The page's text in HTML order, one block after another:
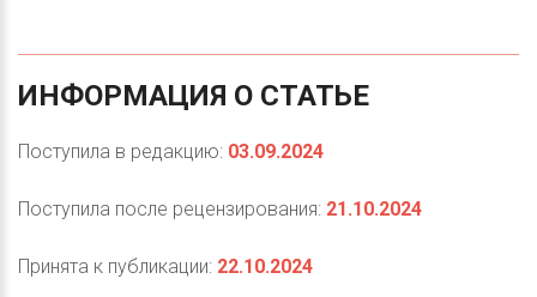
ИНФОРМАЦИЯ О СТАТЬЕ
Поступила в редакцию: 03.09.2024
Поступила после рецензирования: 21.10.2024
Принята к публикации: 22.10.2024